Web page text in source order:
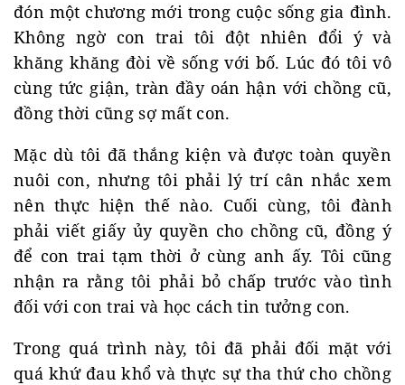
đón một chương mới trong cuộc sống gia đình.
Không ngờ con trai tôi đột nhiên đổi ý và
khăng khăng đòi về sống với bố. Lúc đó tôi vô
cùng tức giận, tràn đầy oán hận với chồng cũ,
đồng thời cũng sợ mất con.
Mặc dù tôi đã thắng kiện và được toàn quyền
nuôi con, nhưng tôi phải lý trí cân nhắc xem
nên thực hiện thế nào. Cuối cùng, tôi đành
phải viết giấy ủy quyền cho chồng cũ, đồng ý
để con trai tạm thời ở cùng anh ấy. Tôi cũng
nhận ra rằng tôi phải bỏ chấp trước vào tình
đối với con trai và học cách tin tưởng con.
Trong quá trình này, tôi đã phải đối mặt với
quá khứ đau khổ và thực sự tha thứ cho chồng